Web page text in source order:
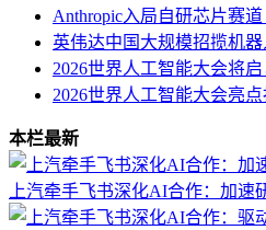
Anthropic入局自研芯片赛
英伟达中国大规模招揽机
2026世界人工智能大会将
2026世界人工智能大会亮
本栏最新
上汽牵手飞书深化AI合作：加